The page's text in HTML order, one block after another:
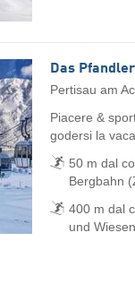
Das Pfandler
Pertisau am
Piacere &
godersi la
50 m dal
Bergbahn
400 m dal
und